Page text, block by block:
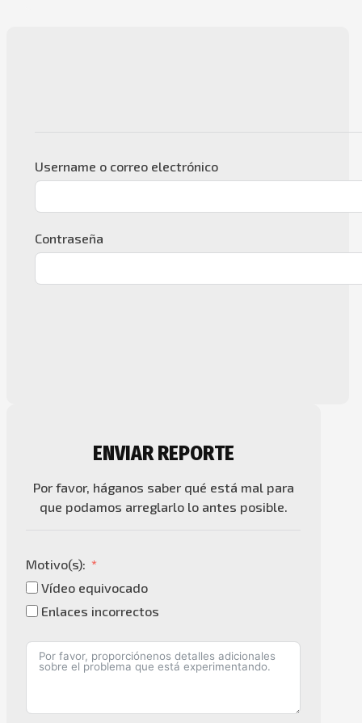
Username o correo electrónico
Contraseña
ENVIAR REPORTE
Por favor, háganos saber qué está mal para
que podamos arreglarlo lo antes posible.
Motivo(s):
Vídeo equivocado
Enlaces incorrectos